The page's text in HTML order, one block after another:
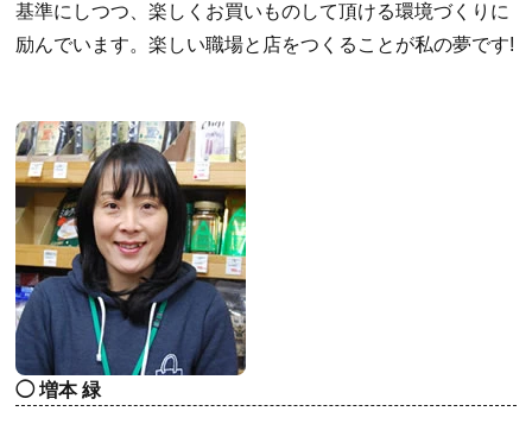
基準にしつつ、楽しくお買いものして頂ける環境づくりに
励んでいます。楽しい職場と店をつくることが私の夢です!
増本 緑